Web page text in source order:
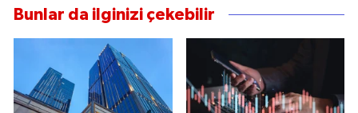
Bunlar da ilginizi çekebilir